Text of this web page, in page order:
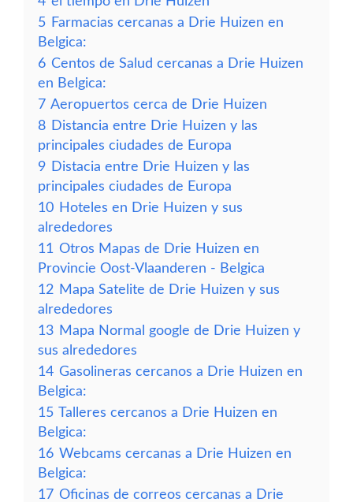
5 Farmacias cercanas a Drie Huizen en
Belgica:
6 Centos de Salud cercanas a Drie Huizen
en Belgica:
7 Aeropuertos cerca de Drie Huizen
8 Distancia entre Drie Huizen y las
principales ciudades de Europa
9 Distacia entre Drie Huizen y las
principales ciudades de Europa
10 Hoteles en Drie Huizen y sus
alrededores
11 Otros Mapas de Drie Huizen en
Provincie Oost-Vlaanderen - Belgica
12 Mapa Satelite de Drie Huizen y sus
alrededores
13 Mapa Normal google de Drie Huizen y
sus alrededores
14 Gasolineras cercanos a Drie Huizen en
Belgica:
15 Talleres cercanos a Drie Huizen en
Belgica:
16 Webcams cercanas a Drie Huizen en
Belgica:
17 Oficinas de correos cercanas a Drie